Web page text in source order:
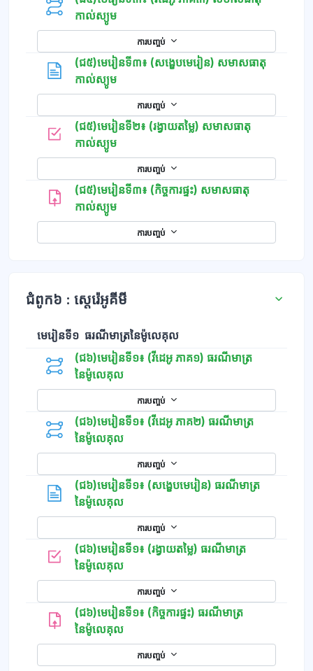
កាល់ស្យូម
ការបញ្ចប់
(ជ៥)មេរៀនទី៣៖ (សង្ខេបមេរៀន) សមាសធាតុ
កាល់ស្យូមទំព័រ
ការបញ្ចប់
(ជ៥)មេរៀនទី២៖ (រង្វាយតម្លៃ) សមាសធាតុ
កាល់ស្យូមកម្រងសំណួរ
ការបញ្ចប់
(ជ៥)មេរៀនទី៣៖ (កិច្ចការផ្ទះ) សមាសធាតុ
កាល់ស្យូម
ការបញ្ចប់
ជំពូក៦ : ស្តេរ៉េអូគីមី
មេរៀនទី១ ធរណីមាត្រនៃម៉ូលេគុល
(ជ៦)មេរៀនទី១៖ (វីដេអូ ភាគ១) ធរណីមាត្រ
នៃម៉ូលេគុល
ការបញ្ចប់
(ជ៦)មេរៀនទី១៖ (វីដេអូ ភាគ២) ធរណីមាត្រ
នៃម៉ូលេគុល
ការបញ្ចប់
(ជ៦)មេរៀនទី១៖​ (សង្ខេបមេរៀន) ធរណីមាត្រ
នៃម៉ូលេគុលទំព័រ
ការបញ្ចប់
(ជ៦)មេរៀនទី១៖ (រង្វាយតម្លៃ) ធរណីមាត្រ
នៃម៉ូលេគុលកម្រងសំណួរ
ការបញ្ចប់
(ជ៦)មេរៀនទី១៖ (កិច្ចការផ្ទះ) ធរណីមាត្រ
នៃម៉ូលេគុល
ការបញ្ចប់